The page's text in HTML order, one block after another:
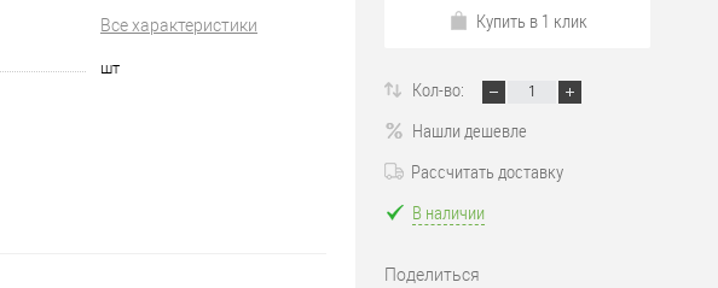
Все характеристики
шт
Купить в 1 клик
Кол-во:
Нашли дешевле
Рассчитать доставку
В наличии
Поделиться